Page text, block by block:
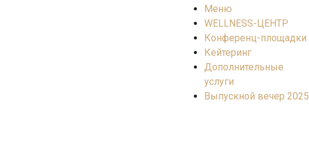
Меню
WELLNESS-ЦЕНТР
Конференц-площадки
Кейтеринг
Дополнительные
услуги
Выпускной вечер 2025